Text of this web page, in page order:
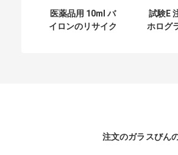
医薬品用 10ml バ
イロンのリサイク
試験E
ホログ
注文のガラスびん